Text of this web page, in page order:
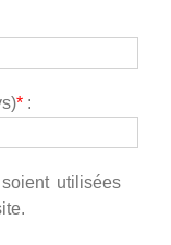
* :
utilisées